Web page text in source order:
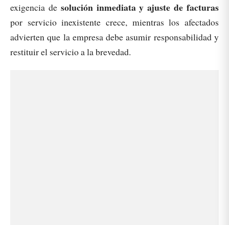
exigencia de solución inmediata y ajuste de facturas
por servicio inexistente crece, mientras los afectados
advierten que la empresa debe asumir responsabilidad y
restituir el servicio a la brevedad.